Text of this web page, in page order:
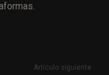
Artículo siguiente